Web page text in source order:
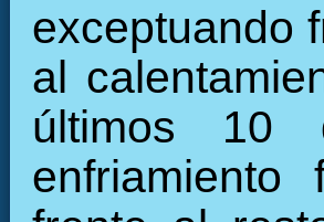
exceptuando
al
últimos 10